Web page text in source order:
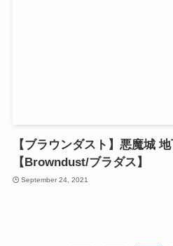
【ブラウンダスト】悪魔城
【Browndust/ブラダス】
September 24, 2021